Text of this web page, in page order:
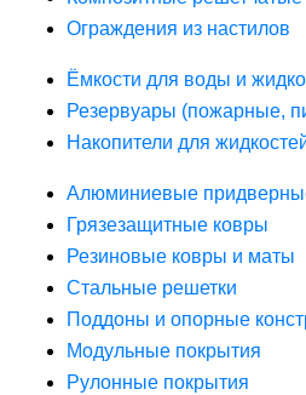
Ограждения из настилов
Ёмкости для воды и
Резервуары (пожарные,
Накопители для
Алюминиевые
Грязезащитные ковры
Резиновые ковры и маты
Стальные решетки
Поддоны и опорные
Модульные покрытия
Рулонные покрытия